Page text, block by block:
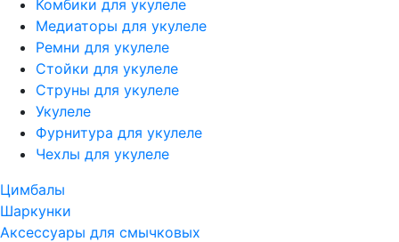
Комбики для укулеле
Медиаторы для укулеле
Ремни для укулеле
Стойки для укулеле
Струны для укулеле
Укулеле
Фурнитура для укулеле
Чехлы для укулеле
Цимбалы
Шаркунки
Аксессуары для смычковых